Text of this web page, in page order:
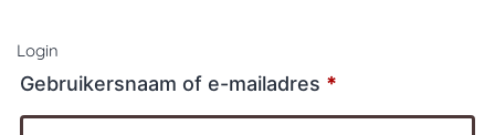
Login
Gebruikersnaam of e-mailadres *